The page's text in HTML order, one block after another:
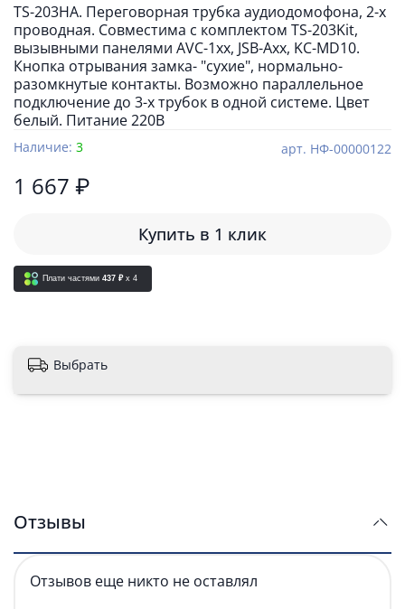
арт. НФ-00000122
Наличие: 3
1 667 ₽
Купить в 1 клик
Плати частями 437 ₽ x 4
TS-203HA. Переговорная трубка аудиодомофона, 2-х
проводная. Совместима с комплектом TS-203Kit,
вызывными панелями AVC-1xx, JSB-Axx, KC-MD10.
Кнопка отрывания замка- "сухие", нормально-
разомкнутые контакты. Возможно параллельное
подключение до 3-х трубок в одной системе. Цвет
белый. Питание 220В
Выбрать
Отзывы
Отзывов еще никто не оставлял